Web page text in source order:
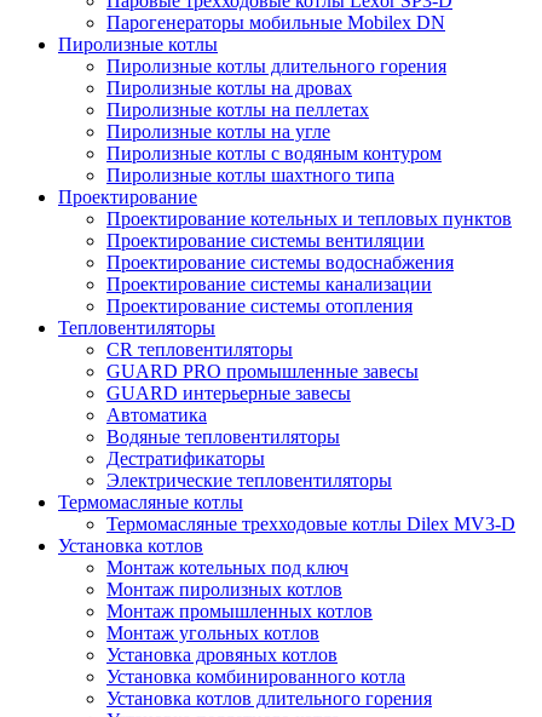
Парогенераторы мобильные Mobilex DN
Пиролизные котлы
Пиролизные котлы длительного горения
Пиролизные котлы на дровах
Пиролизные котлы на пеллетах
Пиролизные котлы на угле
Пиролизные котлы с водяным контуром
Пиролизные котлы шахтного типа
Проектирование
Проектирование котельных и тепловых пунктов
Проектирование системы вентиляции
Проектирование системы водоснабжения
Проектирование системы канализации
Проектирование системы отопления
Тепловентиляторы
CR тепловентиляторы
GUARD PRO промышленные завесы
GUARD интерьерные завесы
Автоматика
Водяные тепловентиляторы
Дестратификаторы
Электрические тепловентиляторы
Термомасляные котлы
Термомасляные трехходовые котлы Dilex MV3-D
Установка котлов
Монтаж котельных под ключ
Монтаж пиролизных котлов
Монтаж промышленных котлов
Монтаж угольных котлов
Установка дровяных котлов
Установка комбинированного котла
Установка котлов длительного горения